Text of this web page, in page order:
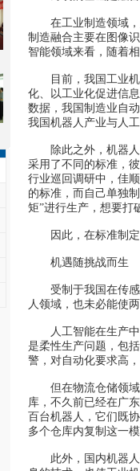
在工业制造领域，
制造融合主要在图像
智能领域来看，随着
目前，我国工业机
化、以工业化促进信
数据，我国制造业自
我国机器人产业与人
除此之外，机器人
采用了不同的标准，
行业巡回调研中，佳
的标准，而自己单独
矩”进行生产，想要打
因此，在标准制定
机遇随挑战而生
受制于我国在传感
人领域，也未必能使
人工智能在生产中
是柔性生产问题，包
警，对自动化要求高
但在物流仓储领域
库，不久前已经在广
百台机器人，它们既
多个仓库内复制这一模
此外，国内机器人